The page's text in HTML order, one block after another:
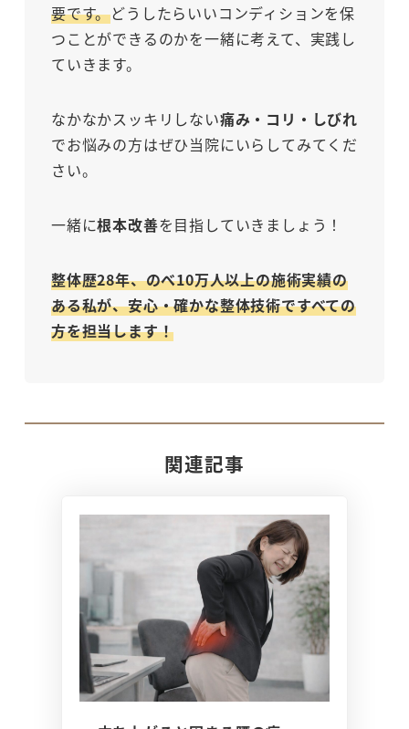
要です。どうしたらいいコンディションを保
つことができるのかを一緒に考えて、実践し
ていきます。
なかなかスッキリしない痛み・コリ・しびれ
でお悩みの方はぜひ当院にいらしてみてくだ
さい。
一緒に根本改善を目指していきましょう！
整体歴28年、のべ10万人以上の施術実績の
ある私が、安心・確かな整体技術ですべての
方を担当します！
関連記事